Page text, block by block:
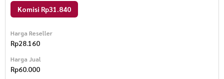
Komisi Rp31.840
Harga Reseller
Rp28.160
Harga Jual
Rp60.000